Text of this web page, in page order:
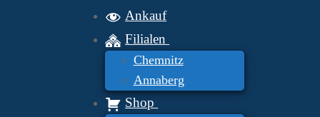
Ankauf
Filialen
Chemnitz
Annaberg
Shop